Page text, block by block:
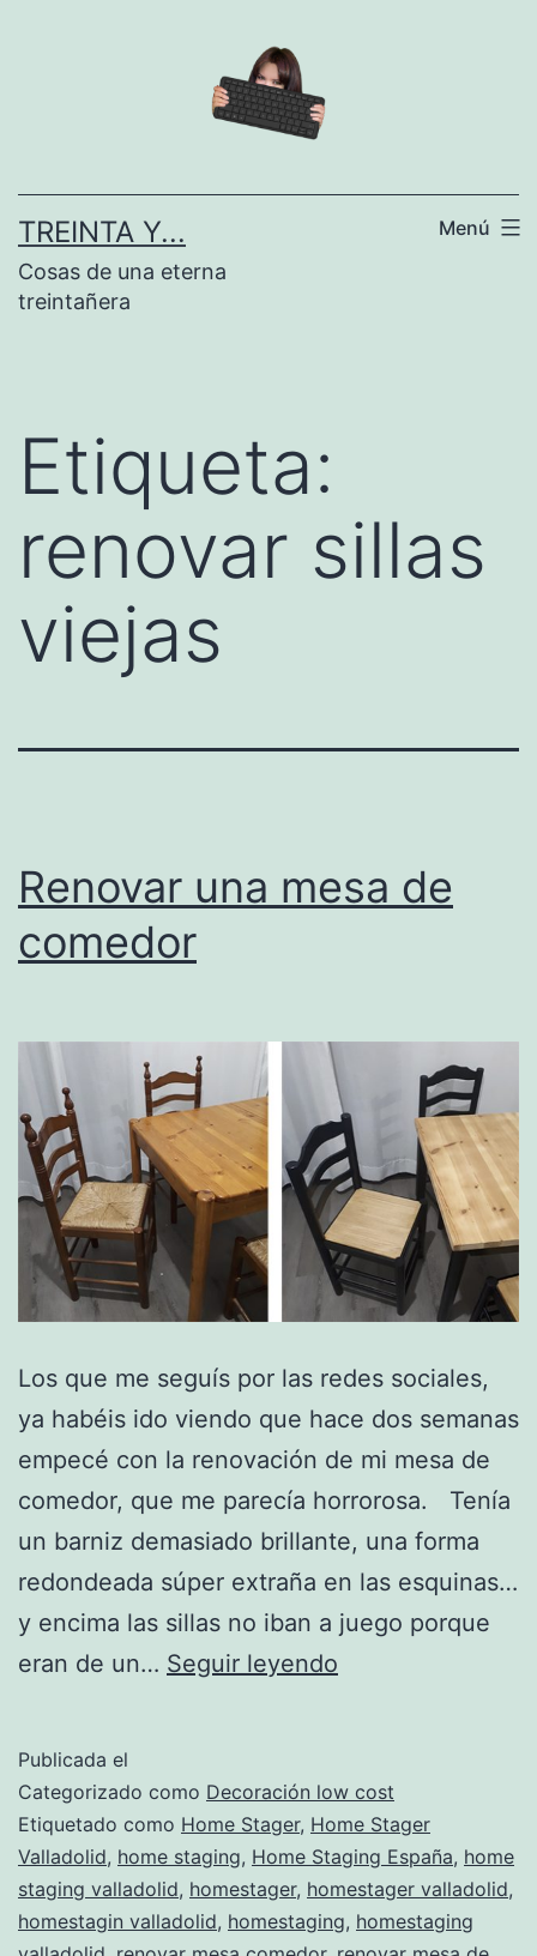
TREINTA Y...
Cosas de una eterna
treintañera
Menú
Etiqueta:
renovar sillas
viejas
Renovar una mesa de
comedor
Los que me seguís por las redes sociales,
ya habéis ido viendo que hace dos semanas
empecé con la renovación de mi mesa de
comedor, que me parecía horrorosa. Tenía
un barniz demasiado brillante, una forma
redondeada súper extraña en las esquinas…
y encima las sillas no iban a juego porque
eran de un… Seguir leyendo
de
comedor
Publicada el
Categorizado como Decoración low cost
Etiquetado como Home Stager, Home Stager
Valladolid, home staging, Home Staging España, home
staging valladolid, homestager, homestager valladolid,
homestagin valladolid, homestaging, homestaging